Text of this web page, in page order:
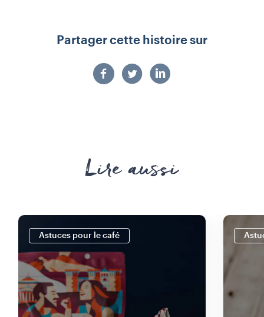
Partager cette histoire sur
Lire aussi
Astuces pour le café